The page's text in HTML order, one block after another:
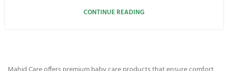
CONTINUE READING